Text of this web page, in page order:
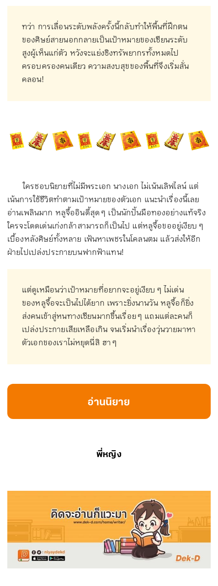
ทว่า การเลื่อนระดับพลังครั้งนี้กลับทำให้พื้นที่ฝึกตน
ของศิษย์สายนอกกลายเป็นเป้าหมายของเซียนระดับ
สูงผู้เห็นแก่ตัว หวังจะแย่งชิงทรัพยากรทั้งหมดไป
ครอบครองคนเดียว ความสงบสุขของพื้นที่จึงเริ่มสั่น
คลอน!
ใครชอบนิยายที่ไม่มีพระเอก นางเอก ไม่เน้นเลิฟไลน์ แต่
เน้นการใช้ชีวิตทำตามเป้าหมายของตัวเอก แนะนำเรื่องนี้เลย
อ่านเพลินมาก หลูจื้ออินดี้สุด ๆ เป็นนักปั้นมือทองอย่างแท้จริง
ใครจะโดดเด่นเก่งกล้าสามารถก็เป็นไป แต่หลูจื้อขออยู่เงียบ ๆ
เบื้องหลังศิษย์ทั้งหลาย เฟ้นหาเพชรในโคลนตม แล้วส่งให้อีก
ฝ่ายไปเปล่งประกายบนฟากฟ้าแทน!
แต่ดูเหมือนว่าเป้าหมายที่อยากจะอยู่เงียบ ๆ ไม่เด่น
ของหลูจื้อจะเป็นไปได้ยาก เพราะยิ่งนานวัน หลูจื้อก็ยิ่ง
ส่งคนเข้าสู่หนทางเซียนมากขึ้นเรื่อย ๆ แถมแต่ละคนก็
เปล่งประกายเสียเหลือเกิน จนเริ่มนำเรื่องวุ่นวายมาหา
ตัวเอกของเราไม่หยุดนี่สิ ฮา ๆ
อ่านนิยาย
พี่หญิง